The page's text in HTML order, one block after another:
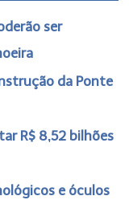
ser
da Ponte
R$ 8,52 bilhões
e óculos